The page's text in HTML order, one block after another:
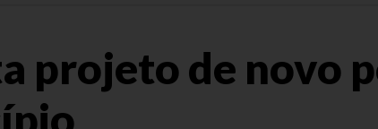
projeto de novo